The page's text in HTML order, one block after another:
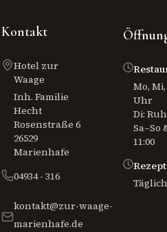
Kontakt
Hotel zur
Waage
Inh. Familie
Hecht
Rosenstraße 6
26529
Marienhafe
04934 - 316
kontakt@zur-waage-
marienhafe.de
Mo, Mi,
Uhr
Di:
Sa–So
11:00